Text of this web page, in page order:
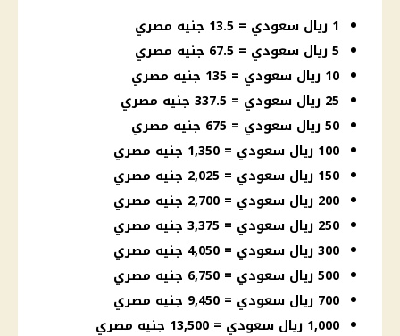
1 ريال سعودي = 13.5 جنيه مصري
5 ريال سعودي = 67.5 جنيه مصري
10 ريال سعودي = 135 جنيه مصري
25 ريال سعودي = 337.5 جنيه مصري
50 ريال سعودي = 675 جنيه مصري
100 ريال سعودي = 1,350 جنيه مصري
150 ريال سعودي = 2,025 جنيه مصري
200 ريال سعودي = 2,700 جنيه مصري
250 ريال سعودي = 3,375 جنيه مصري
300 ريال سعودي = 4,050 جنيه مصري
500 ريال سعودي = 6,750 جنيه مصري
700 ريال سعودي = 9,450 جنيه مصري
1,000 ريال سعودي = 13,500 جنيه مصري